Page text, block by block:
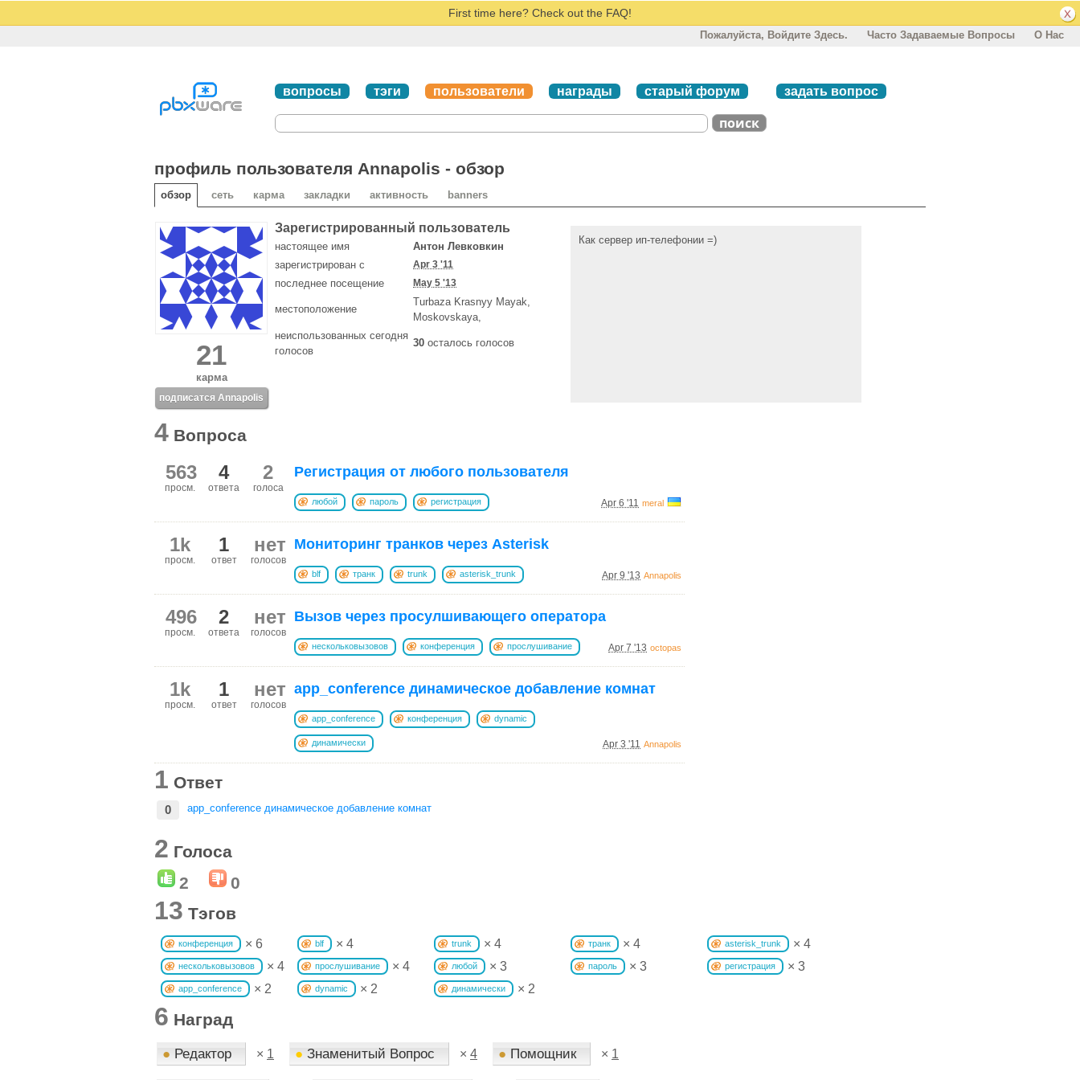
First time here? Check out the FAQ!
Пожалуйста, Войдите Здесь. Часто Задаваемые Вопросы О Нас
вопросы тэги пользователи награды старый форум задать вопрос
профиль пользователя Annapolis - обзор
обзор сеть карма закладки активность banners
21
карма
подписатся Annapolis
Зарегистрированный пользователь
настоящее имя
Антон Левковкин
зарегистрирован с
Apr 3 '11
последнее посещение May 5 '13
местоположение
Turbaza Krasnyy Mayak,
Moskovskaya,
неиспользованных сегодня
голосов
30 осталось голосов
Как сервер ип-телефонии =)
4 Вопроса
2
голоса
4
ответа
563
просм.
Apr 6 '11 meral
Регистрация от любого пользователя
любой пароль регистрация
нет
голосов
1
ответ
1k
просм.
Apr 9 '13 Annapolis
Мониторинг транков через Asterisk
blf транк trunk asterisk_trunk
нет
голосов
2
ответа
496
просм.
Apr 7 '13 octopas
Вызов через просулшивающего оператора
нескольковызовов конференция прослушивание
нет
голосов
1
ответ
1k
просм.
Apr 3 '11 Annapolis
app_conference динамическое добавление комнат
app_conference конференция dynamic
динамически
1 Ответ
0 app_conference динамическое добавление комнат
2 Голоса
2
0
13 Тэгов
конференция × 6 blf × 4 trunk × 4 транк × 4 asterisk_trunk × 4
нескольковызовов × 4 прослушивание × 4 любой × 3 пароль × 3 регистрация × 3
app_conference × 2 dynamic × 2 динамически × 2
6 Наград
● Редактор × 1 ● Знаменитый Вопрос × 4 ● Помощник × 1